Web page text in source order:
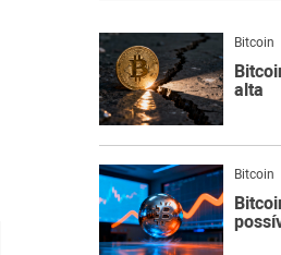
Bitcoin
alta
Bitcoin